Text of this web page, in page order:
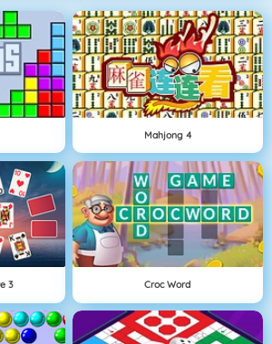
Mahjong 4
3 Croc Word